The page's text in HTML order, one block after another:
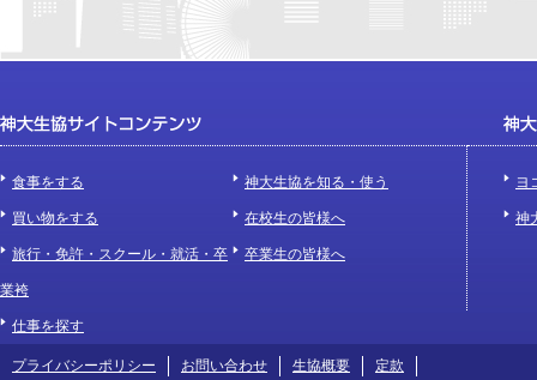
食事をする
買い物をする
旅行・免許・スクール・就活・卒
業袴
仕事を探す
神大生協を知る・使う
在校生の皆様へ
卒業生の皆様へ
ヨ
神
プライバシーポリシー お問い合わせ 生協概要 定款